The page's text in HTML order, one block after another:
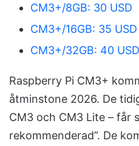
CM3+/8GB: 30 USD
CM3+/16GB: 35 USD
CM3+/32GB: 40 USD
Raspberry Pi CM3+
åtminstone 2026. De
CM3 och CM3 Lite – får
rekommenderad”. De